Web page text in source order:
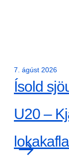
7. ágúst 2026
Ísold
U20 –